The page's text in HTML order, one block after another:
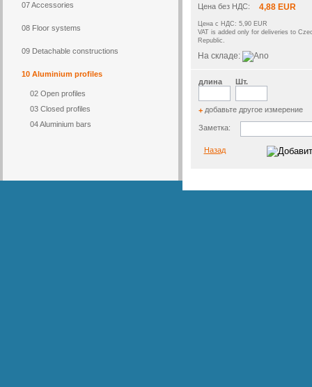
07 Accessories
08 Floor systems
09 Detachable constructions
10 Aluminium profiles
02 Open profiles
03 Closed profiles
04 Aluminium bars
Цена без НДС: 4,88 EUR
Цена с НДС: 5,90 EUR
VAT is added only for deliveries to
Republic.
На складе:
длина Шт.
+ добавьте другое измерение
Заметка:
Назад